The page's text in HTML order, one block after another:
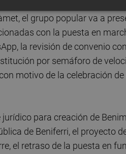
el grupo popular va a
con la puesta en
la revisión de convenio
por semáforo de
motivo de la celebración
para creación de
de Beniferri, el proyecto
el retraso de la puesta en